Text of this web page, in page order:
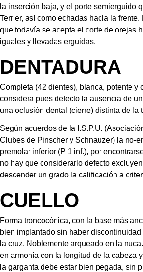
la inserción baja, y el porte semierguido
Terrier, así como echadas hacia la
que todavía se acepta el corte de orejas
iguales y llevadas erguidas.
DENTADURA
Completa (42 dientes), blanca, potente y
considera pues defecto la ausencia de
una oclusión dental (cierre) distinta de la
Según acuerdos de la I.S.P.U.
Clubes de Pinscher y Schnauzer) la no-
premolar inferior (P 1 inf.), por
no hay que considerarlo defecto
descender un grado la calificación a
CUELLO
Forma troncocónica, con la base más
bien implantado sin haber discontinuidad
la cruz. Noblemente arqueado en la
en armonía con la longitud de la cabeza
la garganta debe estar bien pegada, sin